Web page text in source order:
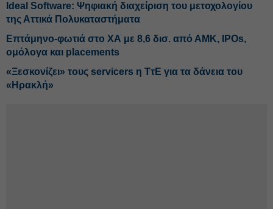
Ideal Software: Ψηφιακή διαχείριση του μετοχολογίου
της Αττικά Πολυκαταστήματα
Επτάμηνο-φωτιά στο ΧΑ με 8,6 δισ. από ΑΜΚ, IPOs,
ομόλογα και placements
«Ξεσκονίζει» τους servicers η ΤτΕ για τα δάνεια του
«Ηρακλή»